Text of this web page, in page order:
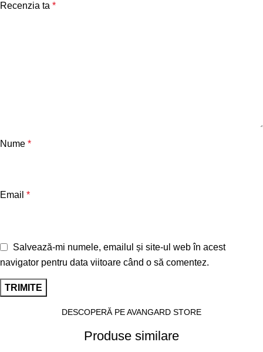
Recenzia ta *
Nume *
Email *
Salvează-mi numele, emailul și site-ul web în acest
navigator pentru data viitoare când o să comentez.
DESCOPERĂ PE AVANGARD STORE
Produse similare